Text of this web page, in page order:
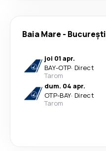
Baia Mare - București
joi 01 apr.
BAY-OTP· Direct
Tarom
dum. 04 apr.
OTP-BAY· Direct
Tarom